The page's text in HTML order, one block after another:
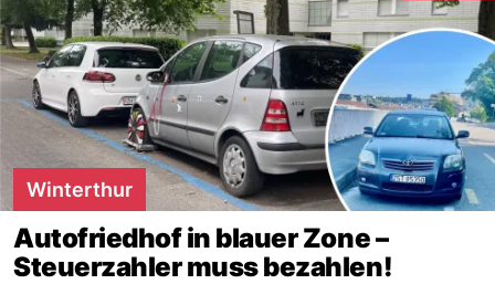
Winterthur
Autofriedhof in blauer Zone –
Steuerzahler muss bezahlen!